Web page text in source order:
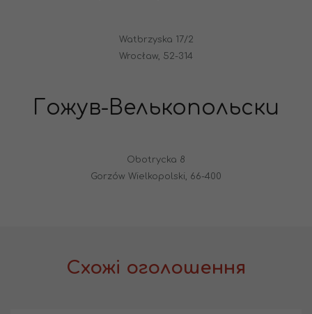
Watbrzyska 17/2
Wrocław, 52-314
Гожув-Велькопольски
Obotrycka 8
Gorzów Wielkopolski, 66-400
Схожі оголошення